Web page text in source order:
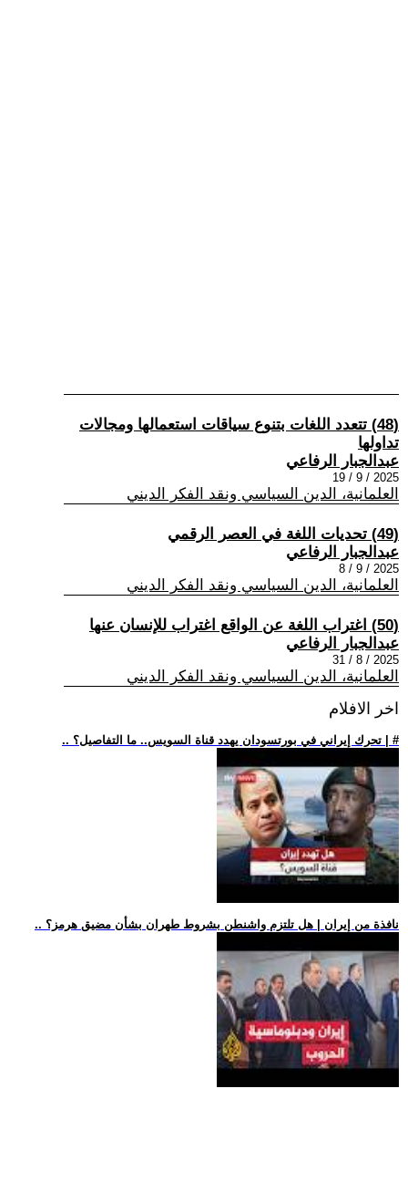
(48) تتعدد اللغات بتنوع سياقات استعمالها ومجالات
تداولها
عبدالجبار الرفاعي
2025 / 9 / 19
العلمانية، الدين السياسي ونقد الفكر الديني
(49) تحديات اللغة في العصر الرقمي
عبدالجبار الرفاعي
2025 / 9 / 8
العلمانية، الدين السياسي ونقد الفكر الديني
(50) اغتراب اللغة عن الواقع اغتراب للإنسان عنها
عبدالجبار الرفاعي
2025 / 8 / 31
العلمانية، الدين السياسي ونقد الفكر الديني
اخر الافلام
.. تحرك إيراني في بورتسودان يهدد قناة السويس.. ما التفاصيل؟ | #
.. نافذة من إيران | هل تلتزم واشنطن بشروط طهران بشأن مضيق هرمز؟